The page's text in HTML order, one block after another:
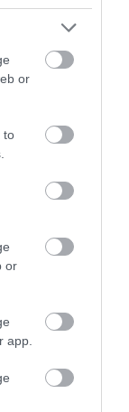
or
to
or
app.
növekedési
azonban